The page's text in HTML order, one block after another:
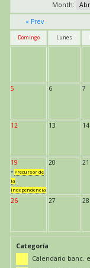
Month:
« Prev
Domingo Lunes
5 6 7
12 13 14
19
* Precursor de
la
Independencia
20 21
26 27 28
Categoría
Calendario banc.